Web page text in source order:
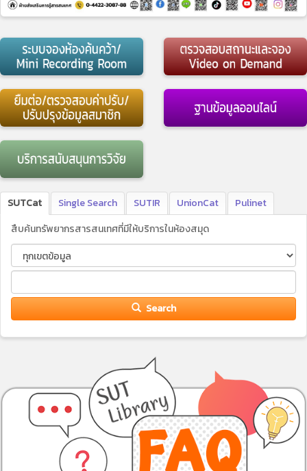
SUTCat Single Search SUTIR UnionCat
Pulinet
สืบค้นทรัพยากรสารสนเทศที่มีให้บริการในห้องสมุด
Search